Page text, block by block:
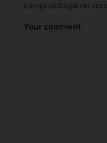
campi obbligatori
Your comment